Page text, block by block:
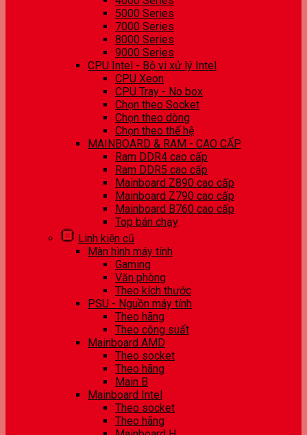
5000 Series
7000 Series
8000 Series
9000 Series
CPU Intel - Bộ vi xử lý Intel
CPU Xeon
CPU Tray - No box
Chọn theo Socket
Chọn theo dòng
Chọn theo thế hệ
MAINBOARD & RAM - CAO CẤP
Ram DDR4 cao cấp
Ram DDR5 cao cấp
Mainboard Z890 cao cấp
Mainboard Z790 cao cấp
Mainboard B760 cao cấp
Top bán chạy
Linh kiện cũ
Màn hình máy tính
Gaming
Văn phòng
Theo kích thước
PSU - Nguồn máy tính
Theo hãng
Theo công suất
Mainboard AMD
Theo socket
Theo hãng
Main B
Mainboard Intel
Theo socket
Theo hãng